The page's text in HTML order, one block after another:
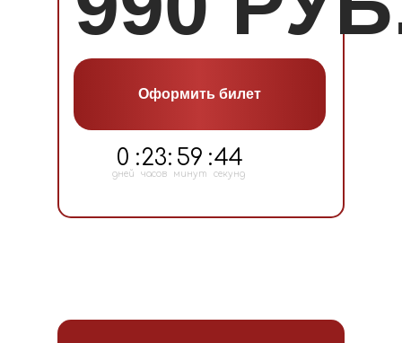
Оформить билет
0
дней
:23
часов
: 59
минут
:43
секунд